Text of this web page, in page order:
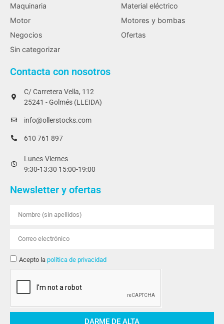
Maquinaria
Material eléctrico
Motor
Motores y bombas
Negocios
Ofertas
Sin categorizar
Contacta con nosotros
C/ Carretera Vella, 112
25241 - Golmés (LLEIDA)
info@ollerstocks.com
610 761 897
Lunes-Viernes
9:30-13:30 15:00-19:00
Newsletter y ofertas
Acepto la política de privacidad
DARME DE ALTA